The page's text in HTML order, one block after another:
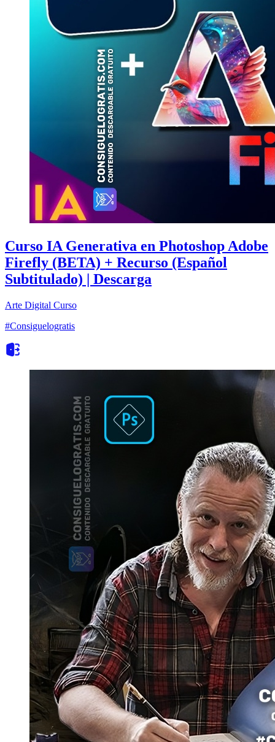
Curso IA Generativa en Photoshop Adobe
Firefly (BETA) + Recurso (Español
Subtitulado) | Descarga
Arte Digital Curso
#Consiguelogratis